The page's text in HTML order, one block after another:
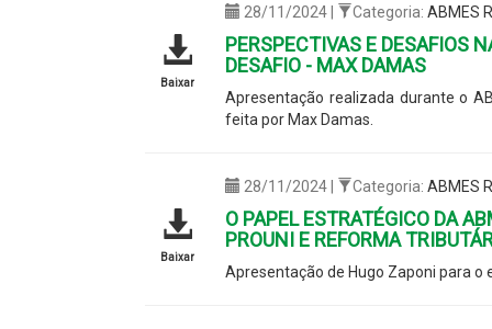
Baixar
28/11/2024 | Categoria:ABMES
PERSPECTIVAS E DESAFIOS
DESAFIO - MAX DAMAS
Apresentação realizada durante o
feita por Max Damas.
Baixar
28/11/2024 | Categoria:ABMES
O PAPEL ESTRATÉGICO DA
PROUNI E REFORMA
Apresentação de Hugo Zaponi para o